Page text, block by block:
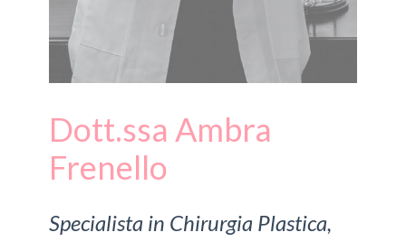
Dott.ssa Ambra
Frenello
Specialista in Chirurgia Plastica,